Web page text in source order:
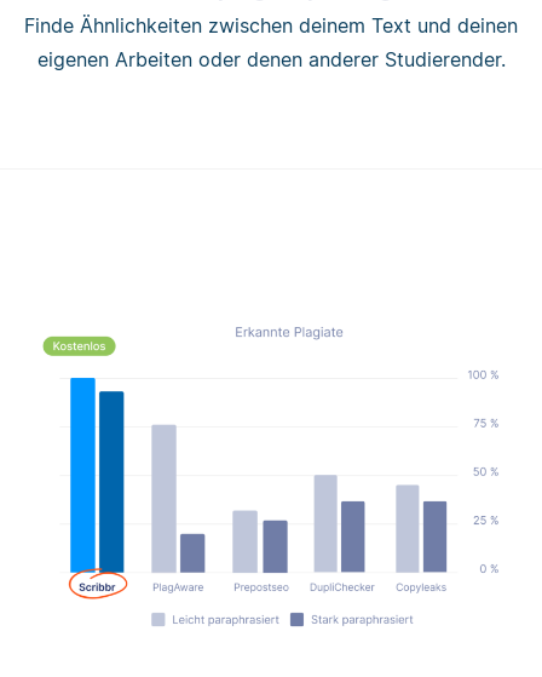
Finde Ähnlichkeiten zwischen deinem Text und deinen
eigenen Arbeiten oder denen anderer Studierender.